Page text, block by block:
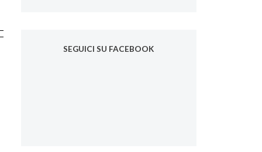
SEGUICI SU FACEBOOK